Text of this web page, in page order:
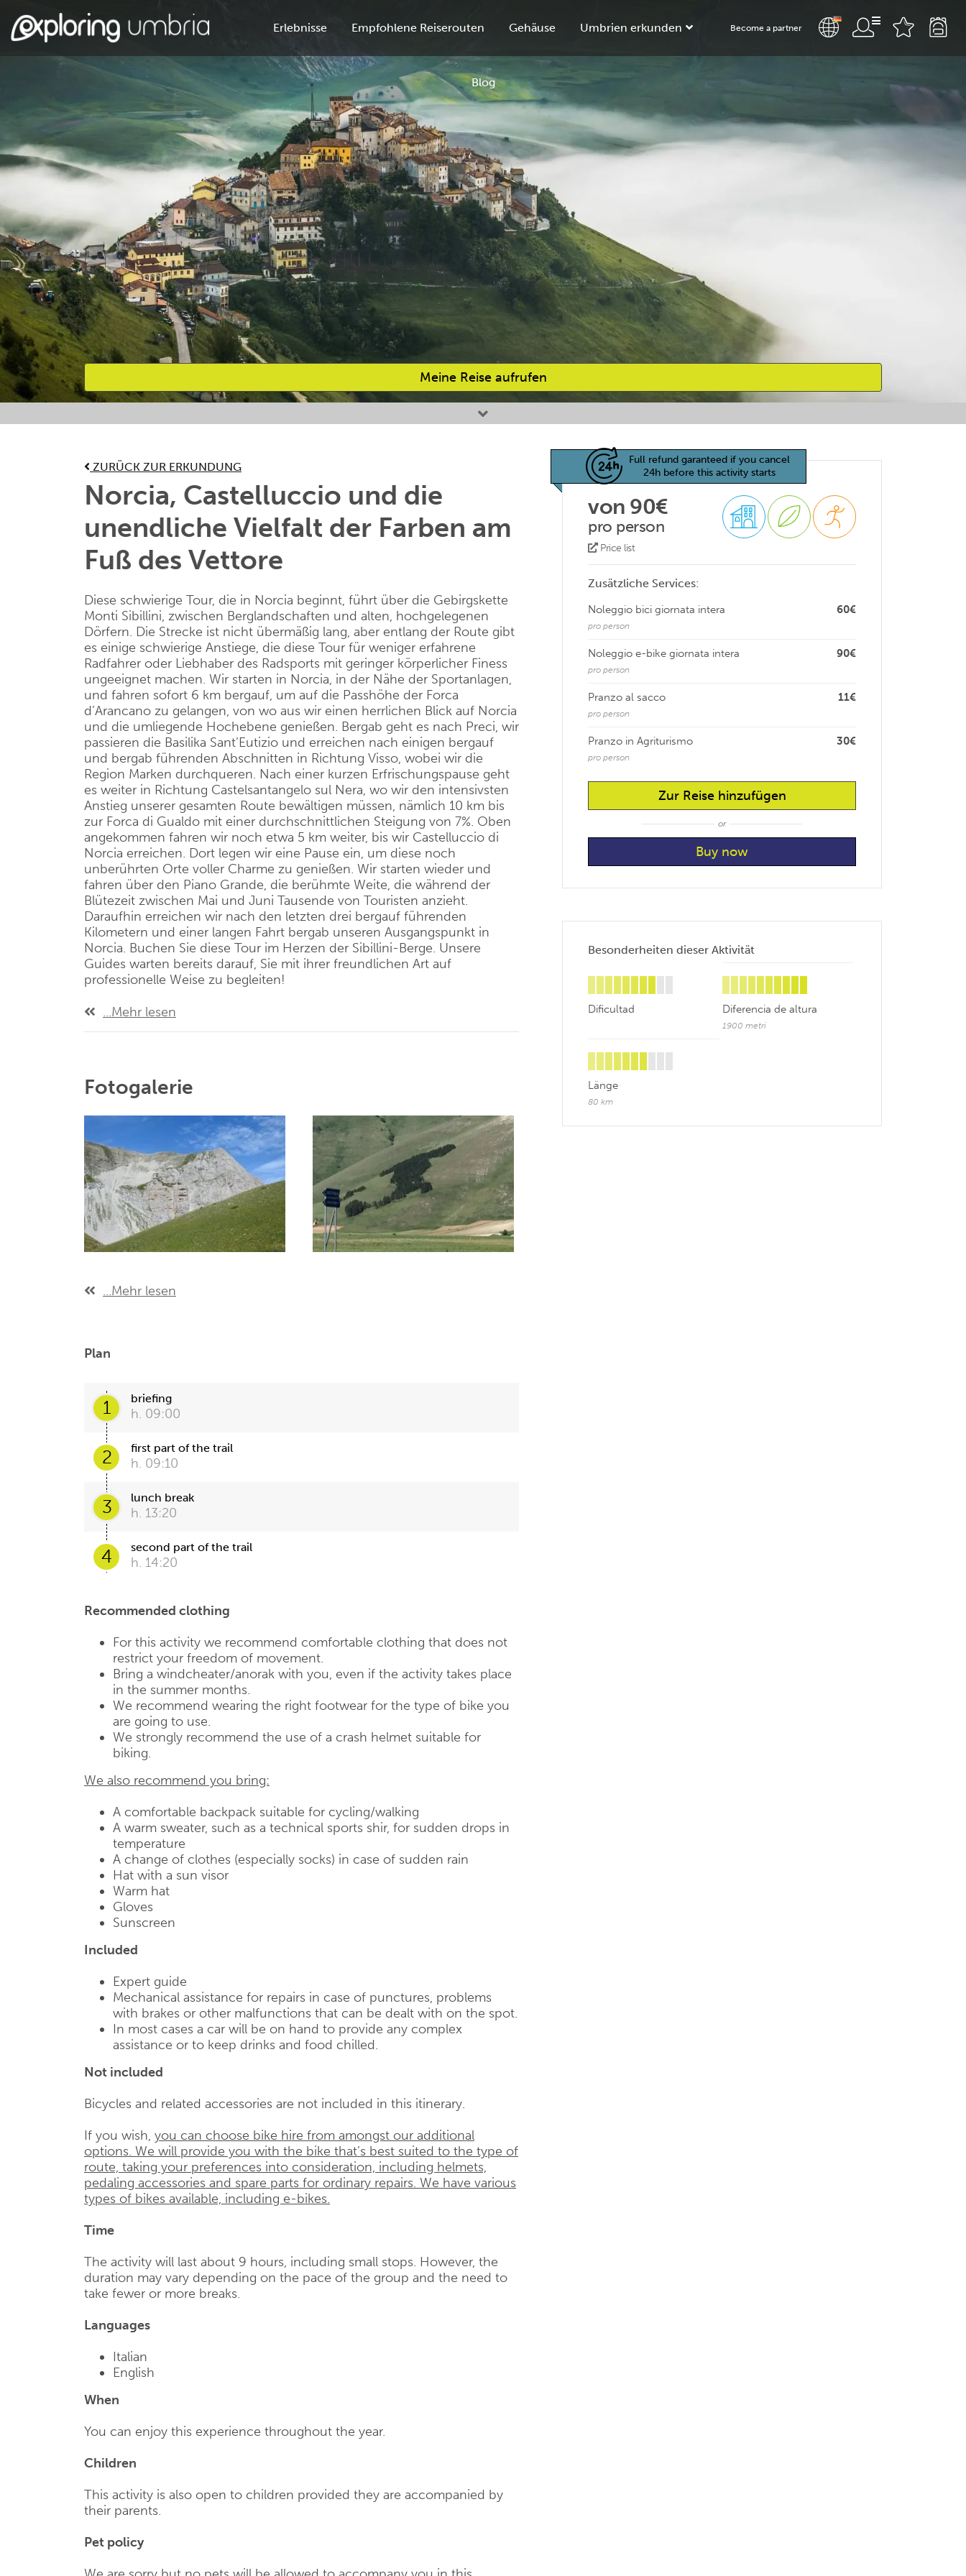
Erlebnisse Empfohlene Reiserouten Gehäuse Umbrien erkunden
Blog
Become a partner
Meine Reise aufrufen
Bevorzugte Aktivitäten
ZURÜCK ZUR ERKUNDUNG
Norcia, Castelluccio und die
unendliche Vielfalt der Farben am
Fuß des Vettore
Diese schwierige Tour, die in Norcia beginnt, führt über die Gebirgskette
Monti Sibillini, zwischen Berglandschaften und alten, hochgelegenen
Dörfern. Die Strecke ist nicht übermäßig lang, aber entlang der Route gibt
es einige schwierige Anstiege, die diese Tour für weniger erfahrene
Radfahrer oder Liebhaber des Radsports mit geringer körperlicher Finess
ungeeignet machen. Wir starten in Norcia, in der Nähe der Sportanlagen,
und fahren sofort 6 km bergauf, um auf die Passhöhe der Forca
d’Arancano zu gelangen, von wo aus wir einen herrlichen Blick auf Norcia
und die umliegende Hochebene genießen. Bergab geht es nach Preci, wir
passieren die Basilika Sant’Eutizio und erreichen nach einigen bergauf
und bergab führenden Abschnitten in Richtung Visso, wobei wir die
Region Marken durchqueren. Nach einer kurzen Erfrischungspause geht
es weiter in Richtung Castelsantangelo sul Nera, wo wir den intensivsten
Anstieg unserer gesamten Route bewältigen müssen, nämlich 10 km bis
zur Forca di Gualdo mit einer durchschnittlichen Steigung von 7%. Oben
angekommen fahren wir noch etwa 5 km weiter, bis wir Castelluccio di
Norcia erreichen. Dort legen wir eine Pause ein, um diese noch
unberührten Orte voller Charme zu genießen. Wir starten wieder und
fahren über den Piano Grande, die berühmte Weite, die während der
Blütezeit zwischen Mai und Juni Tausende von Touristen anzieht.
Daraufhin erreichen wir nach den letzten drei bergauf führenden
Kilometern und einer langen Fahrt bergab unseren Ausgangspunkt in
Norcia. Buchen Sie diese Tour im Herzen der Sibillini-Berge. Unsere
Guides warten bereits darauf, Sie mit ihrer freundlichen Art auf
professionelle Weise zu begleiten!
...Mehr lesen
Fotogalerie
...Mehr lesen
Plan
1 briefing
h. 09:00
2 first part of the trail
h. 09:10
3 lunch break
h. 13:20
4 second part of the trail
h. 14:20
Recommended clothing
For this activity we recommend comfortable clothing that does not
restrict your freedom of movement.
Bring a windcheater/anorak with you, even if the activity takes place
in the summer months.
We recommend wearing the right footwear for the type of bike you
are going to use.
We strongly recommend the use of a crash helmet suitable for
biking.
We also recommend you bring:
A comfortable backpack suitable for cycling/walking
A warm sweater, such as a technical sports shir, for sudden drops in
temperature
A change of clothes (especially socks) in case of sudden rain
Hat with a sun visor
Warm hat
Gloves
Sunscreen
Included
Expert guide
Mechanical assistance for repairs in case of punctures, problems
with brakes or other malfunctions that can be dealt with on the spot.
In most cases a car will be on hand to provide any complex
assistance or to keep drinks and food chilled.
Not included
Bicycles and related accessories are not included in this itinerary.
If you wish, you can choose bike hire from amongst our additional
options. We will provide you with the bike that’s best suited to the type of
route, taking your preferences into consideration, including helmets,
pedaling accessories and spare parts for ordinary repairs. We have various
types of bikes available, including e-bikes.
Time
The activity will last about 9 hours, including small stops. However, the
duration may vary depending on the pace of the group and the need to
take fewer or more breaks.
Languages
Italian
English
When
You can enjoy this experience throughout the year.
Children
This activity is also open to children provided they are accompanied by
their parents.
Pet policy
Full refund garanteed if you cancel
24h before this activity starts
von 90€
pro person
Price list
Zusätzliche Services:
60€
Noleggio bici giornata intera
pro person
90€
Noleggio e-bike giornata intera
pro person
11€
Pranzo al sacco
pro person
30€
Pranzo in Agriturismo
pro person
Zur Reise hinzufügen
or
Besonderheiten dieser Aktivität
Dificultad Diferencia de altura
1900 metri
Länge
80 km